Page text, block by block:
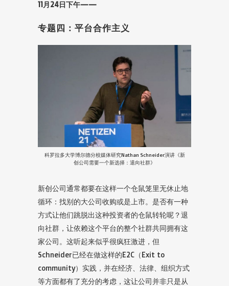
11月24日下午——
专题四：平台合作主义
科罗拉多大学博尔德分校媒体研究Nathan Schneider演讲《新
创公司需要一个新选择：退向社群》
新创公司通常都要在这样一个仓鼠笼里无休止地
循环：找别的大公司收购或是上市。是否有一种
方式让他们跳脱出这种投资者的仓鼠转轮呢？退
向社群，让依赖这个平台的整个社群共同拥有这
家公司。这听起来似乎很疯狂激进，但
Schneider已经在做这样的E2C（Exit to
community）实践，并在经济、法律、组织方式
等方面都有了充分的考虑，这让公司并非只是从